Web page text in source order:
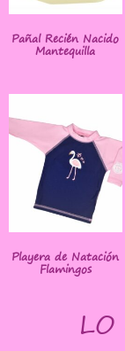
Pañal Recién Nacido
Mantequilla
Playera de Natación
Flamingos